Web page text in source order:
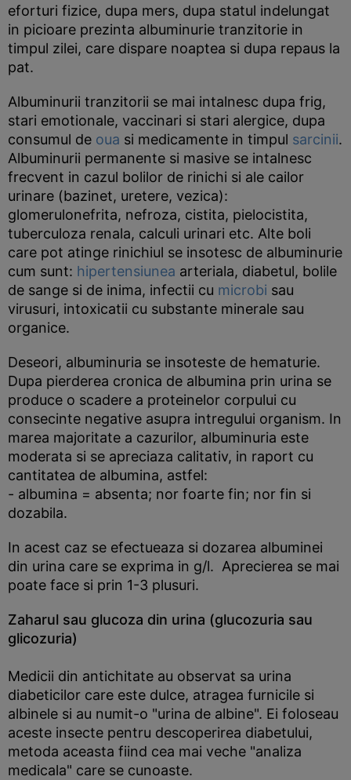
eforturi fizice, dupa mers, dupa statul indelungat
in picioare prezinta albuminurie tranzitorie in
timpul zilei, care dispare noaptea si dupa repaus la
pat.
Albuminurii tranzitorii se mai intalnesc dupa frig,
stari emotionale, vaccinari si stari alergice, dupa
consumul de oua si medicamente in timpul sarcinii.
Albuminurii permanente si masive se intalnesc
frecvent in cazul bolilor de rinichi si ale cailor
urinare (bazinet, uretere, vezica):
glomerulonefrita, nefroza, cistita, pielocistita,
tuberculoza renala, calculi urinari etc. Alte boli
care pot atinge rinichiul se insotesc de albuminurie
cum sunt: hipertensiunea arteriala, diabetul, bolile
de sange si de inima, infectii cu microbi sau
virusuri, intoxicatii cu substante minerale sau
organice.
Deseori, albuminuria se insoteste de hematurie.
Dupa pierderea cronica de albumina prin urina se
produce o scadere a proteinelor corpului cu
consecinte negative asupra intregului organism. In
marea majoritate a cazurilor, albuminuria este
moderata si se apreciaza calitativ, in raport cu
cantitatea de albumina, astfel:
- albumina = absenta; nor foarte fin; nor fin si
dozabila.
In acest caz se efectueaza si dozarea albuminei
din urina care se exprima in g/l. Aprecierea se mai
poate face si prin 1-3 plusuri.
Zaharul sau glucoza din urina (glucozuria sau
glicozuria)
Medicii din antichitate au observat sa urina
diabeticilor care este dulce, atragea furnicile si
albinele si au numit-o "urina de albine". Ei foloseau
aceste insecte pentru descoperirea diabetului,
metoda aceasta fiind cea mai veche "analiza
medicala" care se cunoaste.